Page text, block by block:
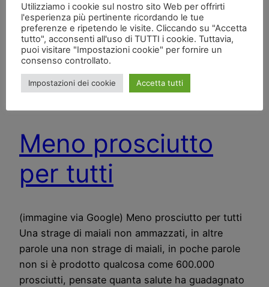
Meno prosciutto
per tutti
(immagine via Google) Meno prosciutto per tutti
Una strage di maiali non ammazzati, in altre
parole una non strage di maiali, in poche parole
non si è prodotto qualcosa come 600.000
prosciutti, pensate quanta salute ha guadagnato
Utilizziamo i cookie sul nostro sito Web per offrirti
l'esperienza più pertinente ricordando le tue
preferenze e ripetendo le visite. Cliccando su "Accetta
tutto", acconsenti all'uso di TUTTI i cookie. Tuttavia,
puoi visitare "Impostazioni cookie" per fornire un
consenso controllato.
Impostazioni dei cookie Accetta tutti